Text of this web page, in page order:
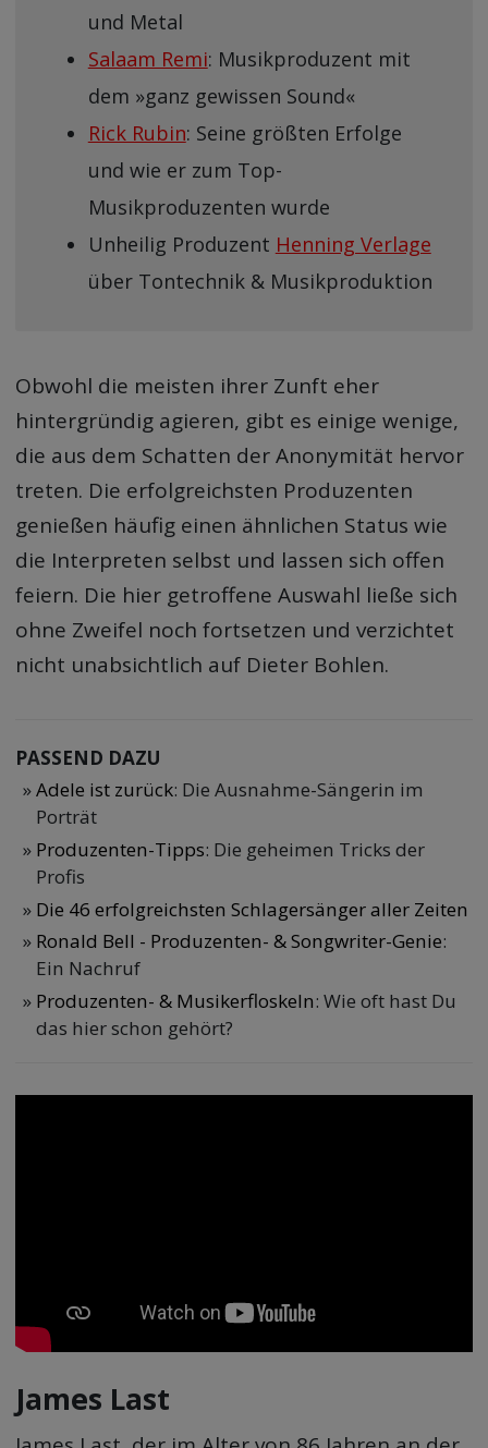
und Metal
Salaam Remi: Musikproduzent mit
dem »ganz gewissen Sound«
Rick Rubin: Seine größten Erfolge
und wie er zum Top-
Musikproduzenten wurde
Unheilig Produzent Henning Verlage
über Tontechnik & Musikproduktion
Obwohl die meisten ihrer Zunft eher
hintergründig agieren, gibt es einige wenige,
die aus dem Schatten der Anonymität hervor
treten. Die erfolgreichsten Produzenten
genießen häufig einen ähnlichen Status wie
die Interpreten selbst und lassen sich offen
feiern. Die hier getroffene Auswahl ließe sich
ohne Zweifel noch fortsetzen und verzichtet
nicht unabsichtlich auf Dieter Bohlen.
PASSEND DAZU
Adele ist zurück: Die Ausnahme-Sängerin im
Porträt
Produzenten-Tipps: Die geheimen Tricks der
Profis
Die 46 erfolgreichsten Schlagersänger aller Zeiten
Ronald Bell - Produzenten- & Songwriter-Genie:
Ein Nachruf
Produzenten- & Musikerfloskeln: Wie oft hast Du
das hier schon gehört?
James Last